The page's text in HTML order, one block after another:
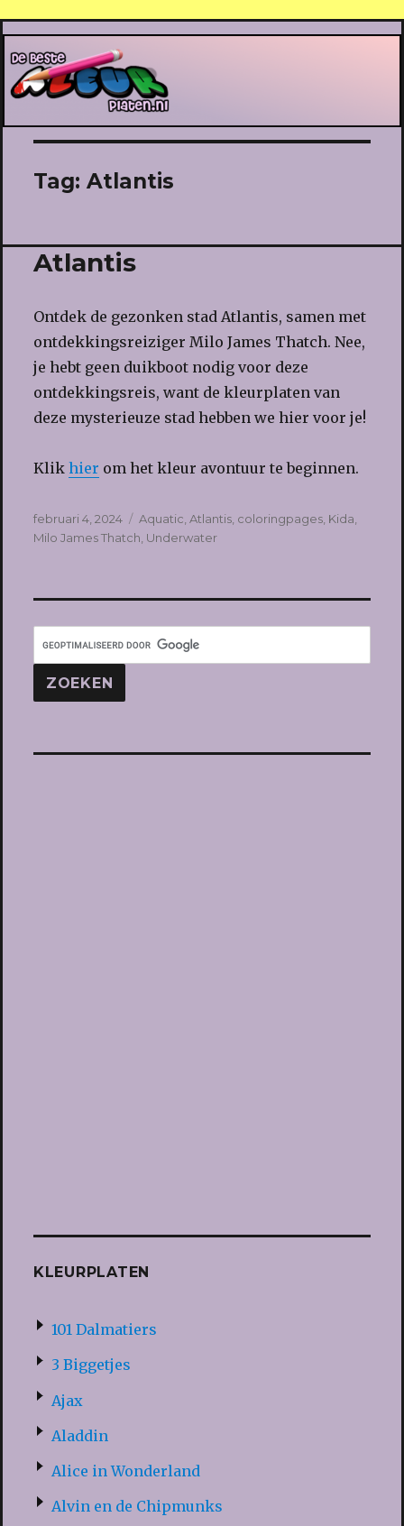
De Beste Kleurplaten
Tag: Atlantis
Atlantis
Ontdek de gezonken stad Atlantis, samen met
ontdekkingsreiziger Milo James Thatch. Nee,
je hebt geen duikboot nodig voor deze
ontdekkingsreis, want de kleurplaten van
deze mysterieuze stad hebben we hier voor je!
Klik hier om het kleur avontuur te beginnen.
Geplaatst
op
februari 4, 2024 Tags
Aquatic Atlantis, coloringpages, Kida
Milo James Thatch Underwater
KLEURPLATEN
101 Dalmatiers
3 Biggetjes
Ajax
Aladdin
Alice in Wonderland
Alvin en de Chipmunks